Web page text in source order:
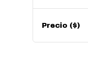
Precio ($)